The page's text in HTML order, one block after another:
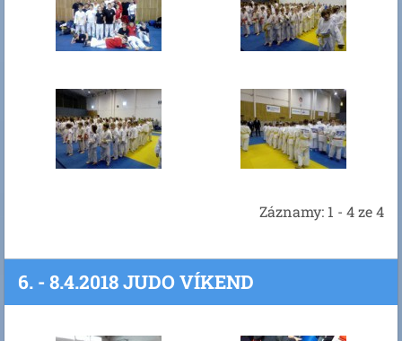
Záznamy: 1 - 4 ze 4
6. - 8.4.2018 JUDO VÍKEND